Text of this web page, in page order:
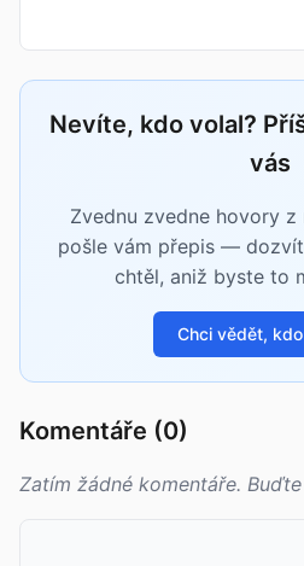
Nevíte, kdo volal?
vás
Zvednu zvedne hovory z
pošle vám přepis —
chtěl, aniž byste to
Chci vědět,
Komentáře (0)
Zatím žádné komentáře.